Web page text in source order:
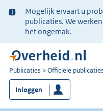
Ter
informatie:
Mogelijk ervaart u
publicaties. We
het ongemak.
U
bent
nu
hier:
Publicaties Officiële publicaties
Inloggen